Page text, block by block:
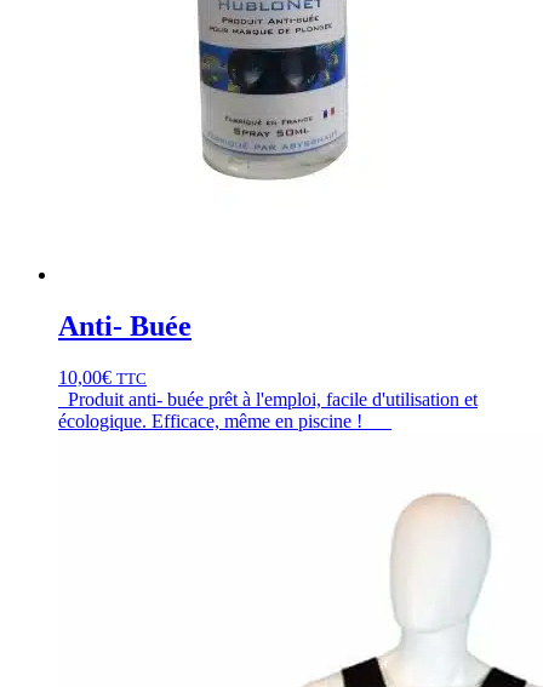
Anti- Buée
10,00€ TTC
Produit anti- buée prêt à l'emploi, facile d'utilisation et
écologique. Efficace, même en piscine !